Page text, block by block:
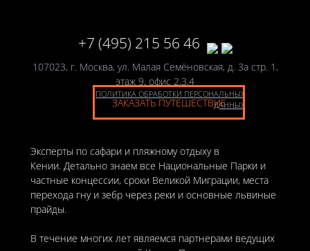
+7 (495) 215 56 46
107023, г. Москва, ул. Малая Семёновская, д. 3а стр. 1,
этаж 9, офис 2,3,4
ПОЛИТИКА ОБРАБОТКИ ПЕРСОНАЛЬНЫХ
ДАННЫХ
ЗАКАЗАТЬ ПУТЕШЕСТВИЕ
Эксперты по сафари и пляжному отдыху в
Кении. Детально знаем все Национальные Парки и
частные концессии, сроки Великой Миграции, места
перехода гну и зебр через реки и основные львиные
прайды.
В течение многих лет являемся партнерами ведущих